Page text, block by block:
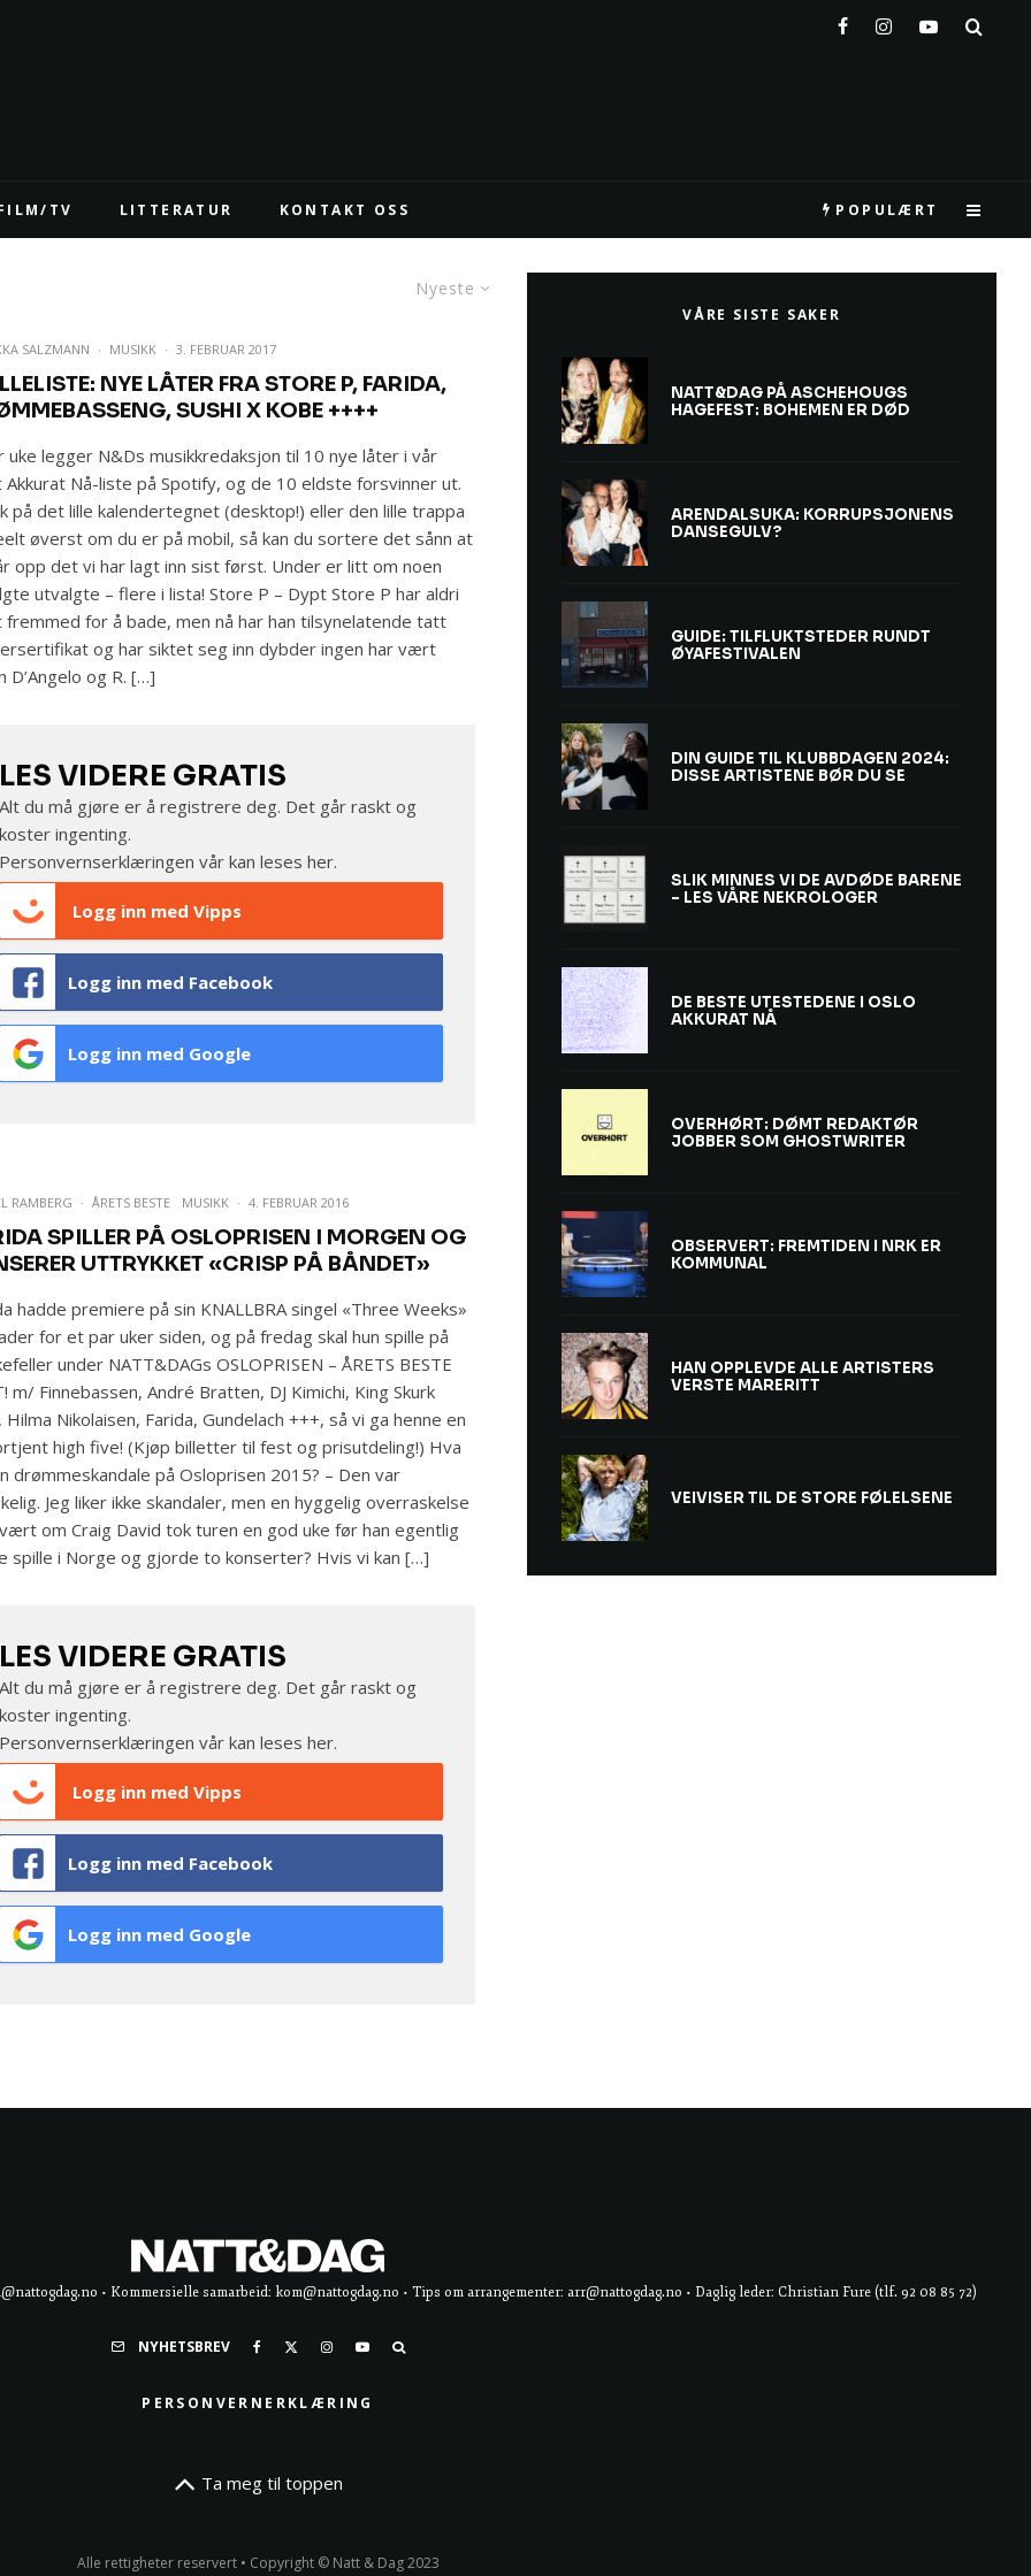
TV LITTERATUR KONTAKT OSS POPULÆRT
Nyeste
SALZMANN · MUSIKK · 3. FEBRUAR 2017
NYE LÅTER FRA STORE P, FARIDA,
SUSHI X KOBE ++++
uke legger N&Ds musikkredaksjon til 10 nye låter i vår
Akkurat Nå-liste på Spotify, og de 10 eldste forsvinner ut.
på det lille kalendertegnet (desktop!) eller den lille trappa
øverst om du er på mobil, så kan du sortere det sånn at
opp det vi har lagt inn sist først. Under er litt om noen
utvalgte – flere i lista! Store P – Dypt Store P har aldri
for å bade, men nå har han tilsynelatende tatt
og har siktet seg inn dybder ingen har vært
D’Angelo og R. […]
LES VIDERE GRATIS
Alt du må gjøre er å registrere deg. Det går raskt og
koster ingenting.
Personvernserklæringen vår kan lesesher.
Logg inn med Vipps
Logg inn med Facebook
Logg inn med Google
RAMBERG · ÅRETS BESTE MUSIKK · 4. FEBRUAR 2016
SPILLER PÅ OSLOPRISEN I MORGEN OG
UTTRYKKET «CRISP PÅ BÅNDET»
hadde premiere på sin KNALLBRA singel «Three Weeks»
for et par uker siden, og på fredag skal hun spille på
under NATT&DAGs OSLOPRISEN – ÅRETS BESTE
m/ Finnebassen, André Bratten, DJ Kimichi, King Skurk
Hilma Nikolaisen, Farida, Gundelach +++, så vi ga henne en
high five! (Kjøp billetter til fest og prisutdeling!) Hva
drømmeskandale på Osloprisen 2015? – Den var
Jeg liker ikke skandaler, men en hyggelig overraskelse
om Craig David tok turen en god uke før han egentlig
spille i Norge og gjorde to konserter? Hvis vi kan […]
LES VIDERE GRATIS
Alt du må gjøre er å registrere deg. Det går raskt og
koster ingenting.
Personvernserklæringen vår kan lesesher.
Logg inn med Vipps
Logg inn med Facebook
Logg inn med Google
VÅRE SISTE SAKER
NATT&DAG PÅ ASCHEHOUGS
HAGEFEST: BOHEMEN ER DØD
ARENDALSUKA: KORRUPSJONENS
DANSEGULV?
GUIDE: TILFLUKTSTEDER RUNDT
ØYAFESTIVALEN
DIN GUIDE TIL KLUBBDAGEN 2024:
DISSE ARTISTENE BØR DU SE
SLIK MINNES VI DE AVDØDE BARENE
– LES VÅRE NEKROLOGER
DE BESTE UTESTEDENE I OSLO
AKKURAT NÅ
OVERHØRT: DØMT REDAKTØR
JOBBER SOM GHOSTWRITER
OBSERVERT: FREMTIDEN I NRK ER
KOMMUNAL
HAN OPPLEVDE ALLE ARTISTERS
VERSTE MARERITT
VEIVISER TIL DE STORE FØLELSENE
• Kommersielle samarbeid: kom@nattogdag.no • Tips om arrangementer: arr@nattogdag.no • Daglig leder: Christian Fure (tlf. 92 08 85 72)
NYHETSBREV
PERSONVERNERKLÆRING
Ta meg til toppen
Alle rettigheter reservert • Copyright © Natt & Dag 2023